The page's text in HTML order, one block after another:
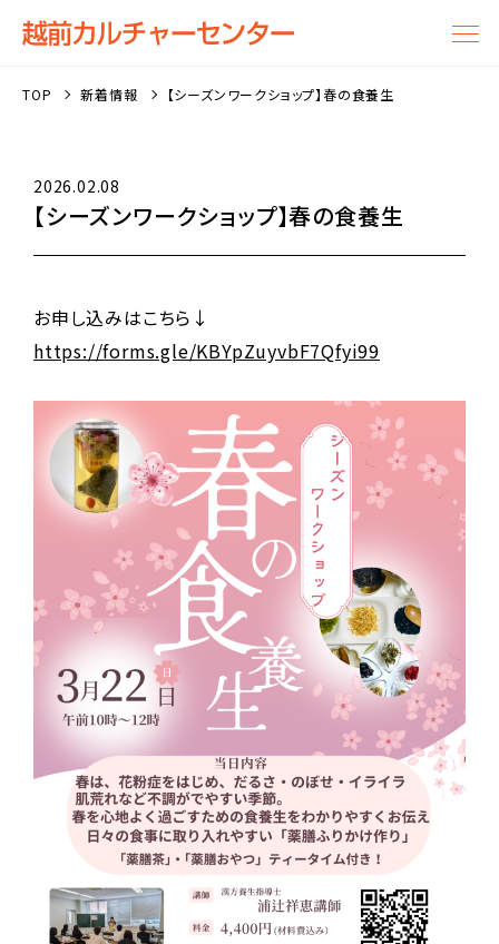
TOP 新着情報 【シーズンワークショップ】春の食養生
2026.02.08
【シーズンワークショップ】春の食養生
お申し込みはこちら↓
https://forms.gle/KBYpZuyvbF7Qfyi99